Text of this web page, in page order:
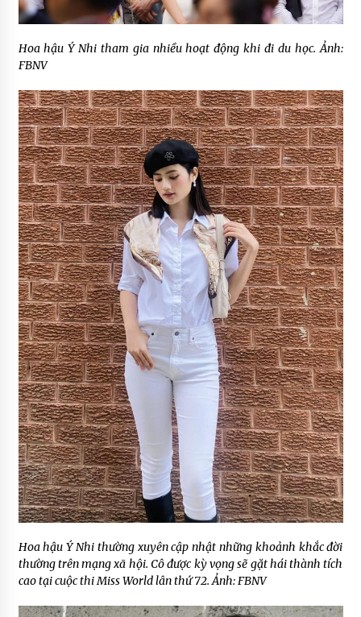
Hoa hậu Ý Nhi tham gia nhiều hoạt động khi đi du học. Ảnh:
FBNV
Hoa hậu Ý Nhi thường xuyên cập nhật những khoảnh khắc đời
thường trên mạng xã hội. Cô được kỳ vọng sẽ gặt hái thành tích
cao tại cuộc thi Miss World lân thứ 72. Ảnh: FBNV